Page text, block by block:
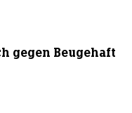
gegen Beugehaft